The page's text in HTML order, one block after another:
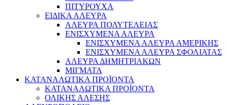
ΠΙΤΥΡΟΥΧΑ
ΕΙΔΙΚΑ ΑΛΕΥΡΑ
ΑΛΕΥΡΑ ΠΟΛΥΤΕΛΕΙΑΣ
ΕΝΙΣΧΥΜΕΝΑ ΑΛΕΥΡΑ
ΕΝΙΣΧΥΜΕΝΑ ΑΛΕΥΡΑ ΑΜΕΡΙΚΗΣ
ΕΝΙΣΧΥΜΕΝΑ ΑΛΕΥΡΑ ΣΦΟΛΙΑΤΑΣ
ΑΛΕΥΡΑ ΔΗΜΗΤΡΙΑΚΩΝ
ΜΙΓΜΑΤΑ
ΚΑΤΑΝΑΛΩΤΙΚΑ ΠΡΟΪΟΝΤΑ
ΚΑΤΑΝΑΛΩΤΙΚΑ ΠΡΟΪΟΝΤΑ
ΟΛΙΚΗΣ ΑΛΕΣΗΣ